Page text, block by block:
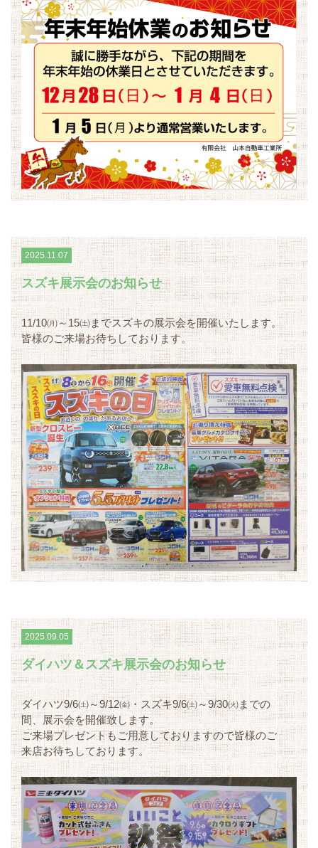
2025.11.07
スズキ展示会のお知らせ
11/10㈪～15㈯までスズキの展示会を開催いたします。
皆様のご来場お待ちしております。
2025.09.05
ダイハツ＆スズキ展示会のお知らせ
ダイハツ9/6㈯～9/12㈮・スズキ9/6㈯～9/30㈫までの
間、展示会を開催致します。
ご来場プレゼントもご用意しておりますので皆様のご
来店お待ちしております。